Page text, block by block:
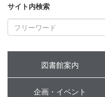
サイト内検索
図書館案内
企画・イベント